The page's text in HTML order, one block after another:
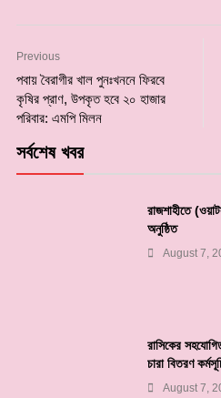
Previous
পবায় বৈরাগীর খাল পুনঃখননে ফিরবে
কৃষির প্রাণ, উপকৃত হবে ২০ হাজার
পরিবার: এমপি মিলন
সর্বশেষ খবর
রাজশাহীতে
অনুষ্ঠিত
August 7,
রাসিকের
চারা বিতরণ
August 7,